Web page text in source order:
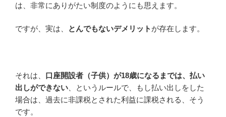
は、非常にありがたい制度のようにも思えます。
ですが、実は、 とんでもないデメリット が存在します。
それは、 口座開設者（子供）が18歳になるまでは、払い
出しができない 、というルールで、もし払い出しをした
場合は、過去に非課税とされた利益に課税される、そう
です。